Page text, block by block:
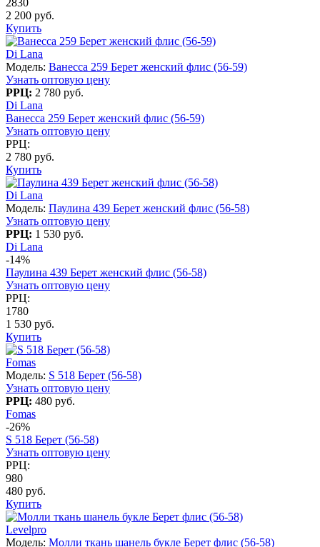
2 200 руб.
Купить
Di Lana
Модель: Ванесса 259 Берет женский флис (56-59)
Узнать оптовую цену
РРЦ: 2 780 руб.
Di Lana
Ванесса 259 Берет женский флис (56-59)
Узнать оптовую цену
РРЦ:
2 780 руб.
Купить
Di Lana
Модель: Паулина 439 Берет женский флис (56-58)
Узнать оптовую цену
РРЦ: 1 530 руб.
Di Lana
-14%
Паулина 439 Берет женский флис (56-58)
Узнать оптовую цену
РРЦ:
1780
1 530 руб.
Купить
Fomas
Модель: S 518 Берет (56-58)
Узнать оптовую цену
РРЦ: 480 руб.
Fomas
-26%
S 518 Берет (56-58)
Узнать оптовую цену
РРЦ:
980
480 руб.
Купить
Levelpro
Модель: Молли ткань шанель букле Берет флис (56-58)